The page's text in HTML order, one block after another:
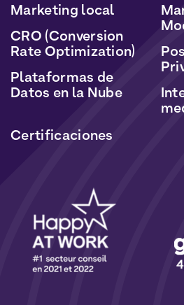
Marketing local
CRO (Conversion
Rate Optimization)
Plataformas de
Datos en la Nube
Certificaciones